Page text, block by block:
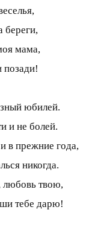
береги,
мама,
позади!
юбилей.
и не болей.
в прежние года,
никогда.
любовь твою,
тебе дарю!